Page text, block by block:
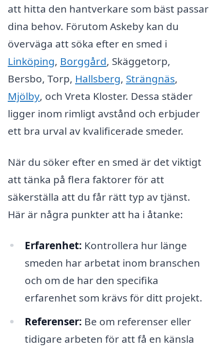
att hitta den hantverkare som bäst passar
dina behov. Förutom Askeby kan du
överväga att söka efter en smed i
Linköping, Borggård, Skäggetorp,
Bersbo, Torp, Hallsberg, Strängnäs,
Mjölby, och Vreta Kloster. Dessa städer
ligger inom rimligt avstånd och erbjuder
ett bra urval av kvalificerade smeder.
När du söker efter en smed är det viktigt
att tänka på flera faktorer för att
säkerställa att du får rätt typ av tjänst.
Här är några punkter att ha i åtanke:
Erfarenhet: Kontrollera hur länge
smeden har arbetat inom branschen
och om de har den specifika
erfarenhet som krävs för ditt projekt.
Referenser: Be om referenser eller
tidigare arbeten för att få en känsla